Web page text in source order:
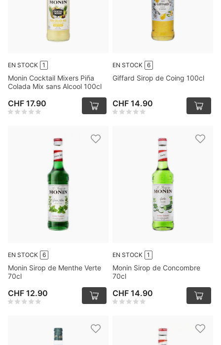
EN STOCK 1
Monin Cocktail Mixers Piña
Colada Mix sans Alcool 100cl
CHF 17.90
EN STOCK 6
Giffard Sirop de Coing 100cl
CHF 14.90
EN STOCK 6
Monin Sirop de Menthe Verte
70cl
CHF 12.90
EN STOCK 1
Monin Sirop de Concombre
70cl
CHF 14.90